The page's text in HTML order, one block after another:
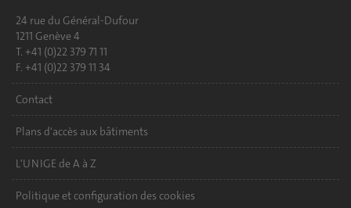
24 rue du Général-Dufour
1211 Genève 4
T. +41 (0)22 379 71 11
F. +41 (0)22 379 11 34
Contact
Plans d'accès aux bâtiments
L'UNIGE de A à Z
Politique et configuration des cookies